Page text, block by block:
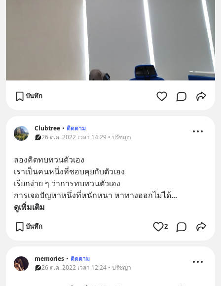
บันทึก
Clubtree • ติดตาม
26 ต.ค. 2022 เวลา 14:29 • ปรัชญา
ลองคิดทบทวน​ตัวเอง
เราเป็นคนหนึ่งที่ชอบคุยกับตัวเอง
เรียกง่าย ๆ ว่าการทบทวนตัวเอง
การเจอปัญหาหนึ่งที่หนักหนา หาทางออกไม่ได้...
ดูเพิ่มเติม
บันทึก 2
memories • ติดตาม
26 ต.ค. 2022 เวลา 12:24 • ปรัชญา